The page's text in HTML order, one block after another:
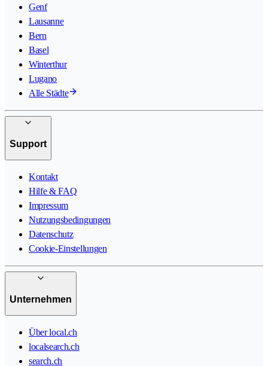
Genf
Lausanne
Bern
Basel
Winterthur
Lugano
Alle Städte
Support
Kontakt
Hilfe & FAQ
Impressum
Nutzungsbedingungen
Datenschutz
Cookie-Einstellungen
Unternehmen
Über local.ch
localsearch.ch
search.ch